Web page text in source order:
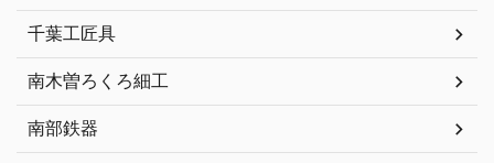
千葉工匠具
南木曽ろくろ細工
南部鉄器